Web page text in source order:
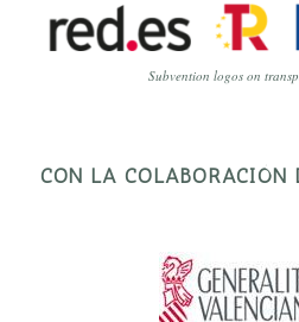
Subvention logos on
CON LA COLABORACIÓN